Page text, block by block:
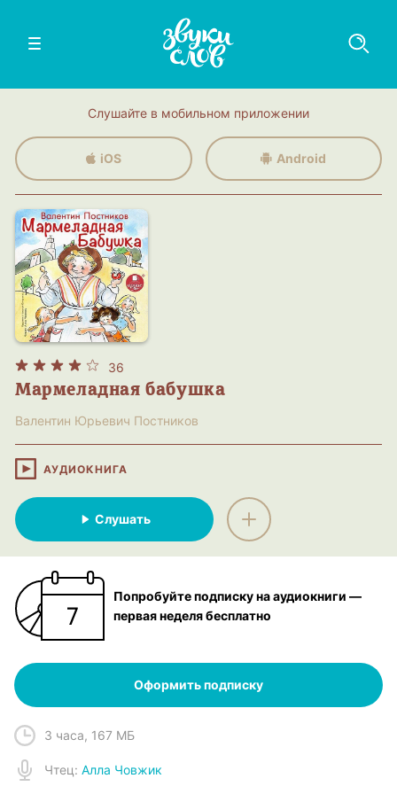
Слушайте в мобильном приложении
iOS Android
36
Мармеладная бабушка
Валентин Юрьевич Постников
АУДИОКНИГА
Слушать
Попробуйте подписку на аудиокниги —
первая неделя бесплатно
Оформить подписку
3 часа, 167 МБ
Чтец: Алла Човжик